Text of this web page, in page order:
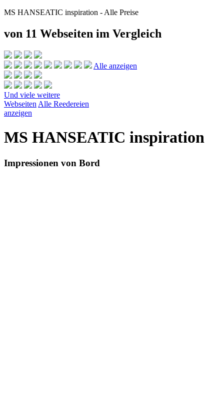
MS HANSEATIC inspiration - Alle Preise
von 11 Webseiten im Vergleich
Alle anzeigen
Und viele weitere
Webseiten Alle Reedereien
anzeigen
MS HANSEATIC inspiration
Impressionen von Bord